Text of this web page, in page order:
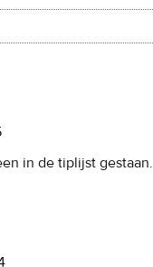
in de tiplijst gestaan.